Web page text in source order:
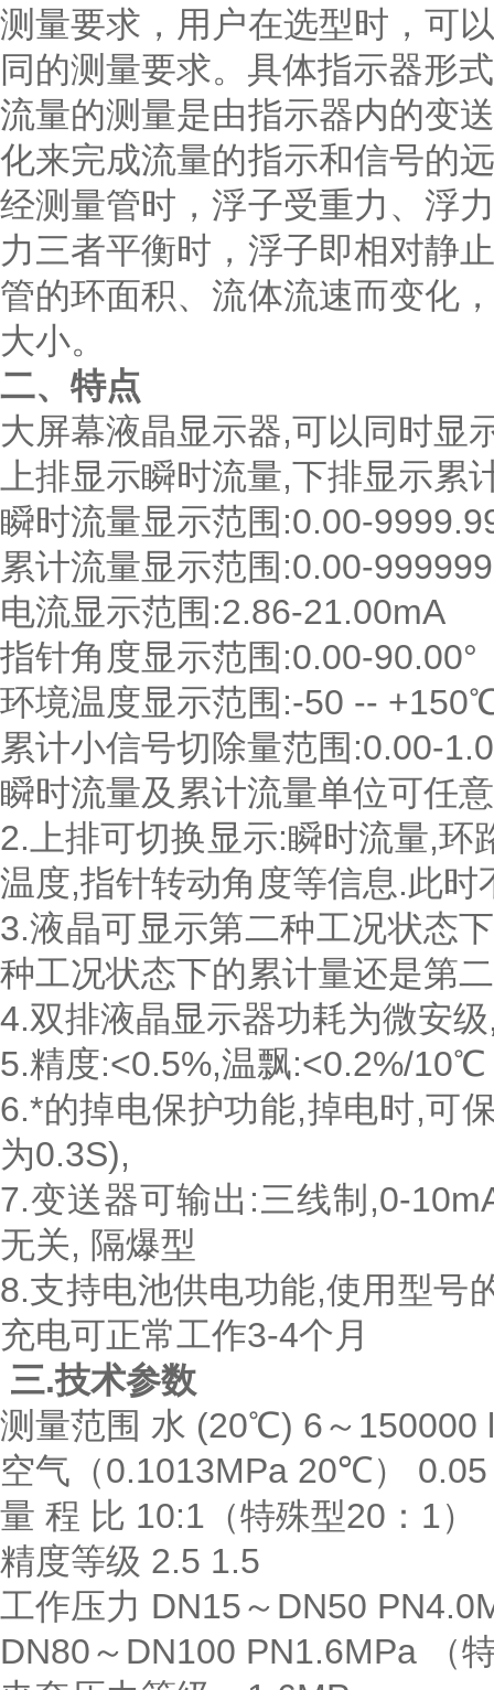
测量要求，用户在选型时，可
同的测量要求。具体指示器形
流量的测量是由指示器内的变
化来完成流量的指示和信号的
经测量管时，浮子受重力、浮
力三者平衡时，浮子即相对静
管的环面积、流体流速而变化
大小。
二、 特点
大屏幕液晶显示器,可以同时显
上排显示瞬时流量,下排显示累
瞬时流量显示范围:0.00-
累计流量显示范围:0.00-
电流显示范围:2.86-21.00mA
指针角度显示范围:0.00-90.00°
环境温度显示范围:-50 --
累计小信号切除量范围:0.00-
瞬时流量及累计流量单位可任
2.上排可切换显示:瞬时流量,环
温度,指针转动角度等信息.此
3.液晶可显示第二种工况状态
种工况状态下的累计量还是第
4.双排液晶显示器功耗为微安
5.精度:<0.5%,温飘:<0.2%/10℃
6.*的掉电保护功能,掉电时,可
为0.3S),
7.变送器可输出:三线制,0-
无关, 隔爆型
8.支持电池供电功能,使用型号
充电可正常工作3-4个
三.技术参数
测量范围 水 (20℃) 6～150000
空气（0.1013MPa 20℃）
量 程 比 10:1（特殊型20：1）
精度等级 2.5 1.5
工作压力 DN15～DN50
DN80～DN100 PN1.6MPa （